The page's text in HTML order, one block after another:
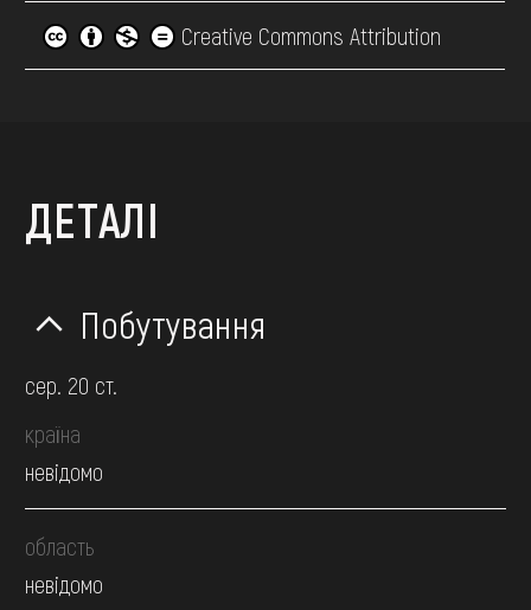
Creative Commons Attribution
ДЕТАЛІ
Побутування
сер. 20 ст.
країна
невідомо
область
невідомо